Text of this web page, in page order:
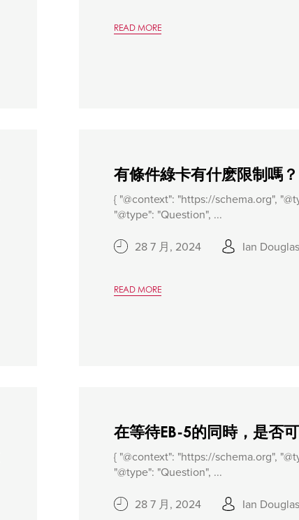
READ MORE
有條件綠卡有什麽限制嗎？
{ "@context": "https://schema.org",
"@type": "Question", ...
28 7 月, 2024 Ian
READ MORE
在等待EB-5的同時，是否
{ "@context": "https://schema.org",
"@type": "Question", ...
28 7 月, 2024 Ian